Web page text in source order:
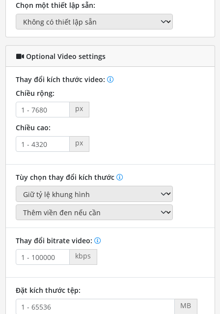
Chọn một thiết lập sẵn:
Optional Video settings
Thay đổi kích thước video:
Chiều rộng:
px
Chiều cao:
px
Tùy chọn thay đổi kích thước
Thay đổi bitrate video:
kbps
Đặt kích thước tệp:
MB